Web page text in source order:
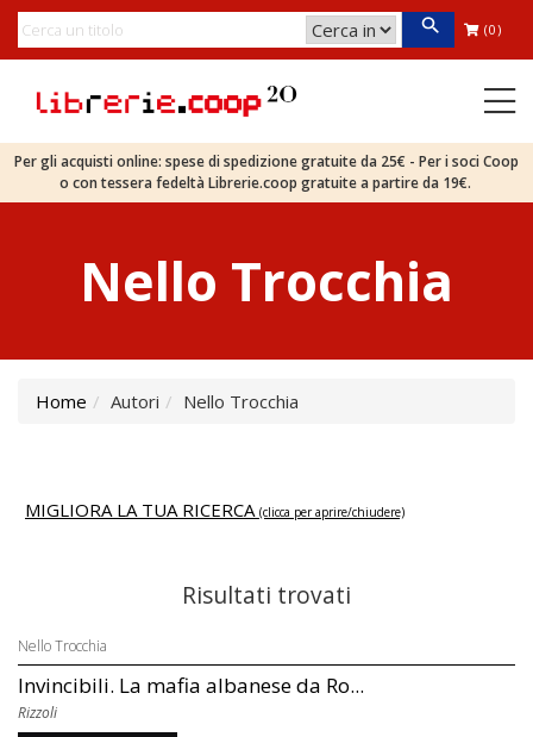
(0)
Per gli acquisti online: spese di spedizione gratuite da 25€ - Per i soci Coop
o con tessera fedeltà Librerie.coop gratuite a partire da 19€.
Nello Trocchia
Home Autori Nello Trocchia
MIGLIORA LA TUA RICERCA (clicca per aprire/chiudere)
Risultati trovati
Nello Trocchia
Invincibili. La mafia albanese da Ro...
Rizzoli